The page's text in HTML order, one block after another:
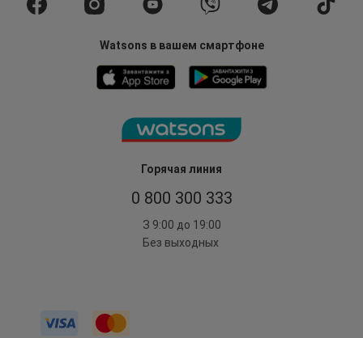
Горячая линия
0 800 300 333
З 9:00 до 19:00
Без выходных
Watsons в вашем смартфоне